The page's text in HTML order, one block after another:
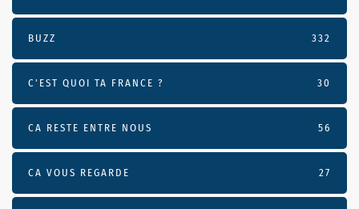
BUZZ 332
C'EST QUOI TA FRANCE ? 30
CA RESTE ENTRE NOUS 56
CA VOUS REGARDE 27